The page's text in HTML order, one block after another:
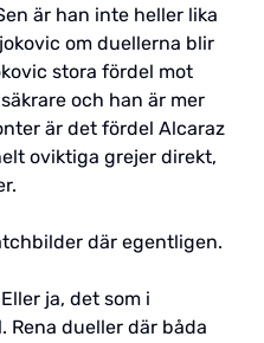
är han inte heller lika
om duellerna blir
stora fördel mot
och han är mer
är det fördel Alcaraz
oviktiga grejer direkt,
där egentligen.
ja, det som i
Rena dueller där båda